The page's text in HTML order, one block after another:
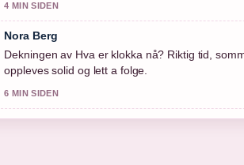
4 MIN SIDEN
Nora Berg
Dekningen av Hva er klokka nå? Riktig tid,
oppleves solid og lett a folge.
6 MIN SIDEN